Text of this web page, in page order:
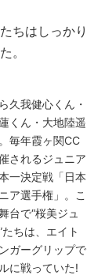
ちはしっかり
。
久我健心くん・
くん・大地陸遥
毎年霞ヶ関CC
されるジュニア
一決定戦「日本
ア選手権」。こ
台で“桜美ジュ
たちは、エイト
ガーグリップで
に戦っていた!